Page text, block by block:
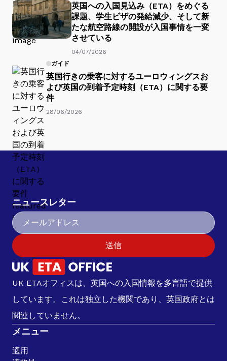
英国への入国見込み（ETA）をめぐる
課題、学生ビザの発給減少、そして新
たな航空路線の開設が入国事情を一変
させている
04/07/2026
ガイド
英国行きの乗客に対するユーロウィングスお
よび英国の到着予定時刻（ETA）に関する要
件
28/06/2026
ニュースレター
送信
UK ETAオフィスは、英国への入国情報を多言語で提供
しています。これは独立した機関であり、英国政府とは
関連していません。
メニュー
適用